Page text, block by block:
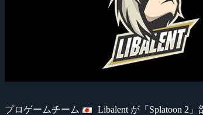
プロゲームチーム Libalent が「Splatoon 2